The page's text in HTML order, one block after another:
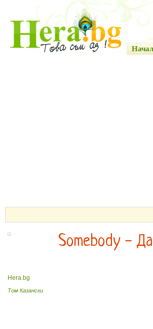
Somebody -
Hera.bg
Том Казански